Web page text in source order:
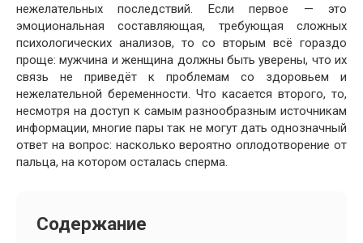
нежелательных последствий. Если первое — это
эмоциональная составляющая, требующая сложных
психологических анализов, то со вторым всё гораздо
проще: мужчина и женщина должны быть уверены, что их
связь не приведёт к проблемам со здоровьем и
нежелательной беременности. Что касается второго, то,
несмотря на доступ к самым разнообразным источникам
информации, многие пары так не могут дать однозначный
ответ на вопрос: насколько вероятно оплодотворение от
пальца, на котором осталась сперма.
Содержание